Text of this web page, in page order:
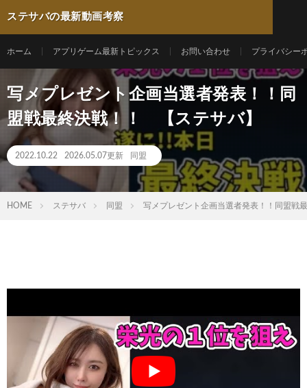
ステサバの最新動画考察
ホーム アプリゲーム最新トピックス お問い合わせ プライバシー
写メプレゼント企画当選者発表！！同
盟戦最終決戦！！ 【ステサバ】
2022.10.22 2026.05.07更新 同盟
HOME ステサバ 同盟 写メプレゼント企画当選者発表！！同盟戦